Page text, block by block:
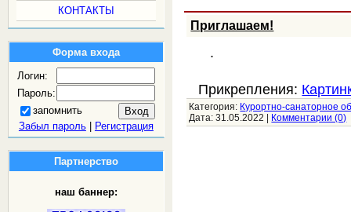
КОНТАКТЫ
Форма входа
Логин:
Пароль:
запомнить
Забыл пароль| Регистрация
Партнерство
наш баннер:
Приглашаем!
.
Прикрепления:
Категория: Курортно-санаторное
Дата: 31.05.2022 Комментарии (0)